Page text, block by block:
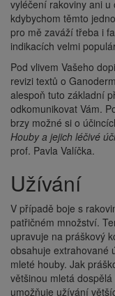
vyléčení rakoviny ani
kdybychom těmto
pro mě zaváží třeba i
indikacích velmi
Pod vlivem Vašeho
revizi textů o
alespoň tuto základní
odkomunikovat Vám.
brzy možné si o
Houby a jejich léčivé
prof. Pavla Valíčka.
Užívání
V případě boje s
patřičném množství.
upravuje na práškový
obsahuje extrahované
mleté houby. Jak
většinou mletá
umožňuje užívání